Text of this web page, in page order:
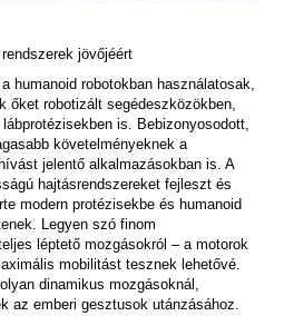
jövőjéért
humanoid robotokban használatosak,
őket robotizált segédeszközökben,
is. Bebizonyosodott,
követelményeknek a
jelentő alkalmazásokban is. A
hajtásrendszereket fejleszt és
modern protézisekbe és humanoid
Legyen szó finom
léptető mozgásokról – a motorok
mobilitást tesznek lehetővé.
dinamikus mozgásoknál,
az emberi gesztusok utánzásához.